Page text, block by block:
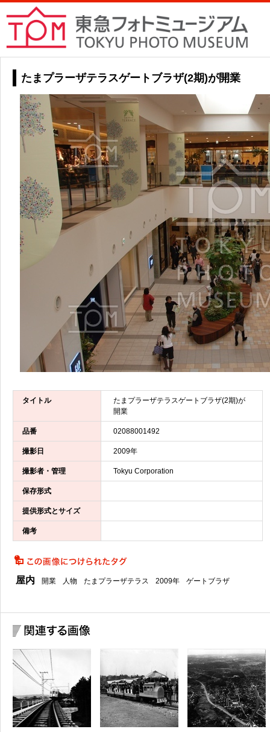
たまプラーザテラスゲートブラザ(2期)が開業
タイトル
たまプラーザテラスゲートブラザ(2期)が
開業
品番 02088001492
撮影日 2009年
撮影者・管理 Tokyu Corporation
保存形式
提供形式とサイズ
備考
屋内 開業 人物 たまプラーザテラス 2009年 ゲートブラザ